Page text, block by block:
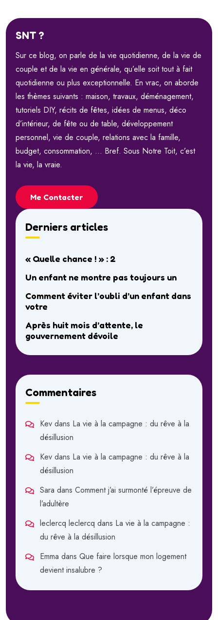
SNT ?
Sur ce blog, on parle de la vie quotidienne, de la vie de
couple et de la vie en générale, qu’elle soit tout à fait
quotidienne ou plus exceptionnelle. En vrac, on aborde
les thèmes suivants : maison, travaux, déménagement,
tutoriels DIY, récits de fêtes, idées de menus, déco
d’intérieur, de fête ou de table, développement
personnel, vie de couple, relations avec la famille,
budget, consommation, … Bref. Sous Notre Toit, c’est
la vie, la vraie.
Me Contacter
Derniers articles
« Quelle chance ! » : 2
Un enfant ne montre pas toujours un
Comment éviter l’oubli d’un enfant dans
votre
Après huit mois d’attente, le
gouvernement dévoile
Commentaires
Kev dans La vie à la campagne : du rêve à la
désillusion
Kev dans La vie à la campagne : du rêve à la
désillusion
Sara dans Comment j’ai surmonté l’épreuve de
l’adultère
leclercq leclercq dans La vie à la campagne :
du rêve à la désillusion
Emma dans Que faire lorsque mon logement
devient insalubre ?